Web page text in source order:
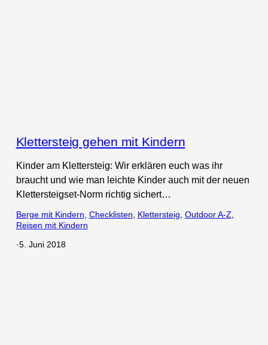
Klettersteig gehen mit Kindern
Kinder am Klettersteig: Wir erklären euch was ihr
braucht und wie man leichte Kinder auch mit der neuen
Klettersteigset-Norm richtig sichert…
Berge mit Kindern, Checklisten, Klettersteig, Outdoor A-Z
Reisen mit Kindern
·5. Juni 2018